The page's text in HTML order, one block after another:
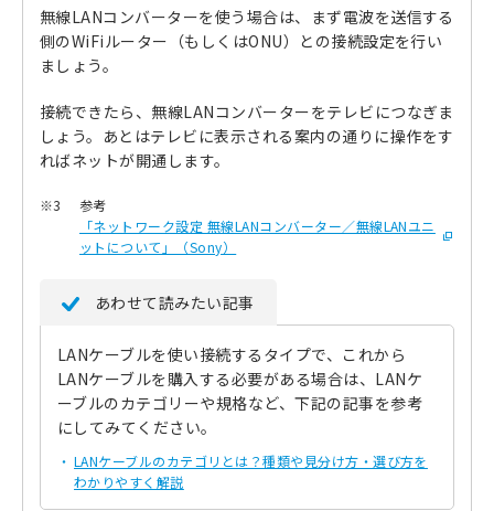
無線LANコンバーターを使う場合は、まず電波を送信する
側のWiFiルーター（もしくはONU）との接続設定を行い
ましょう。
接続できたら、無線LANコンバーターをテレビにつなぎま
しょう。あとはテレビに表示される案内の通りに操作をす
ればネットが開通します。
※3
参考
「ネットワーク設定 無線LANコンバーター／無線LANユニ
ットについて」（Sony）
あわせて読みたい記事
LANケーブルを使い接続するタイプで、これから
LANケーブルを購入する必要がある場合は、LANケ
ーブルのカテゴリーや規格など、下記の記事を参考
にしてみてください。
LANケーブルのカテゴリとは？種類や見分け方・選び方を
わかりやすく解説